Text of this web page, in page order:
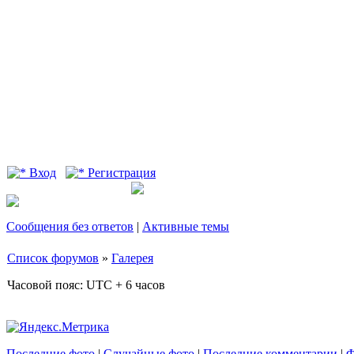
Вход Регистрация
Сообщения без ответов | Активные темы
Список форумов » Галерея
Часовой пояс: UTC + 6 часов